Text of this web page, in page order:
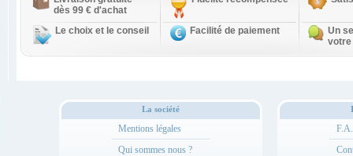
dès 99 € d'achat
Le choix et le conseil Facilité de paiement
Un
votre
La société
Mentions légales
Qui sommes nous ?